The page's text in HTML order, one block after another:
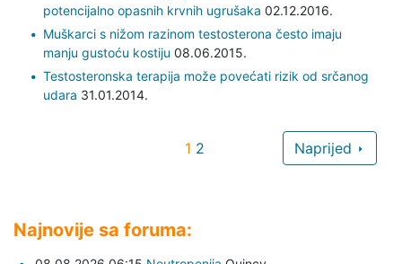
potencijalno opasnih krvnih ugrušaka 02.12.2016.
Muškarci s nižom razinom testosterona često imaju
manju gustoću kostiju 08.06.2015.
Testosteronska terapija može povećati rizik od srčanog
udara 31.01.2014.
1 2 Naprijed
Najnovije sa foruma: